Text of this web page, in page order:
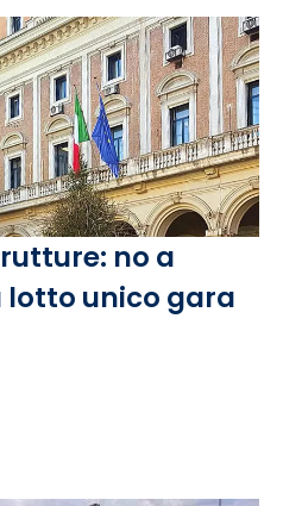
no a
lotto unico gara